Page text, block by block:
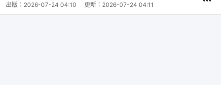
出版： 2026-07-24 04:10 更新： 2026-07-24 04:11